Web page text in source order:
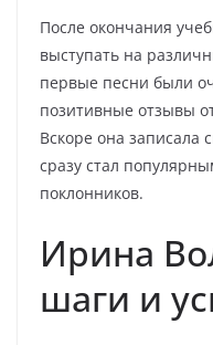
После окончания
выступать на
первые песни были
позитивные отзывы
Вскоре она записала
сразу стал
поклонников.
Ирина
шаги и